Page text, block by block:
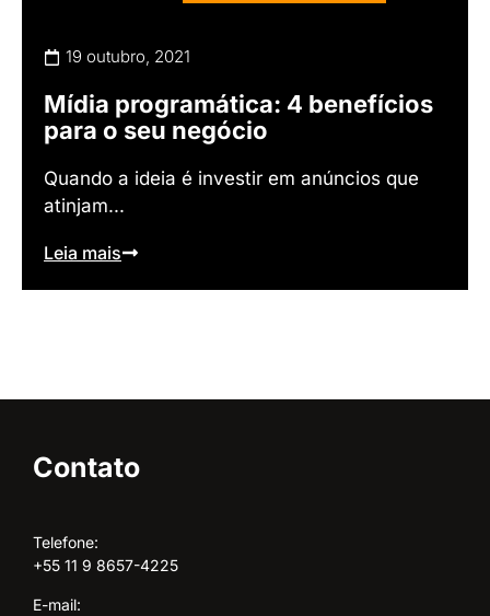
19 outubro, 2021
Mídia programática: 4 benefícios
para o seu negócio
Quando a ideia é investir em anúncios que
atinjam...
Leia mais
Contato
Telefone:
+55 11 9 8657-4225
E-mail: